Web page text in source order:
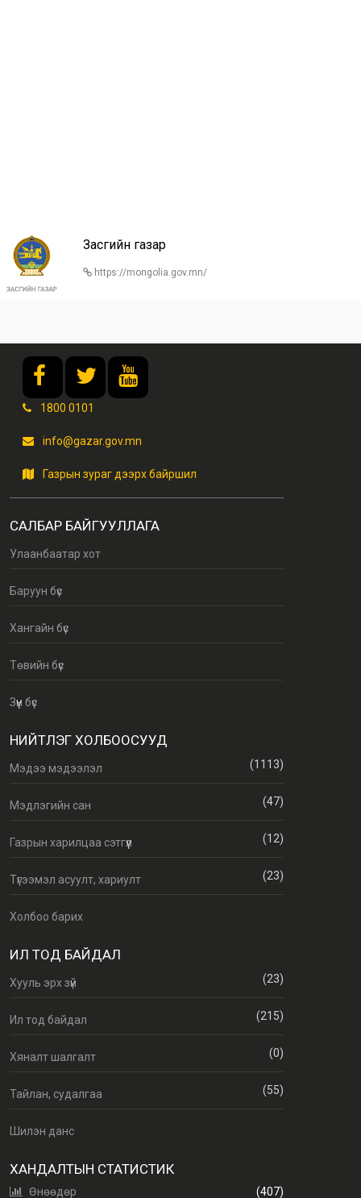
Засгийн газар
https://mongolia.gov.mn/
1800 0101
info@gazar.gov.mn
Газрын зураг дээрх байршил
САЛБАР БАЙГУУЛЛАГА
Улаанбаатар хот
Баруун бүс
Хангайн бүс
Төвийн бүс
Зүүн бүс
НИЙТЛЭГ ХОЛБООСУУД
Мэдээ мэдээлэл (1113)
Мэдлэгийн сан (47)
Газрын харилцаа сэтгүүл (12)
Түгээмэл асуулт, хариулт (23)
Холбоо барих
ИЛ ТОД БАЙДАЛ
Хууль эрх зүй (23)
Ил тод байдал (215)
Хяналт шалгалт (0)
Тайлан, судалгаа (55)
Шилэн данс
ХАНДАЛТЫН СТАТИСТИК
Өнөөдөр (407)